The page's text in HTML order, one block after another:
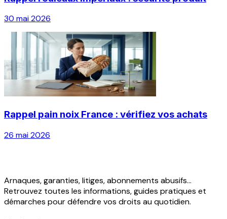
30 mai 2026
Rappel pain noix France : vérifiez vos achats
26 mai 2026
Arnaques, garanties, litiges, abonnements abusifs...
Retrouvez toutes les informations, guides pratiques et
démarches pour défendre vos droits au quotidien.